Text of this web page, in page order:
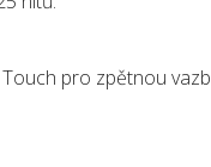
pro zpětnou